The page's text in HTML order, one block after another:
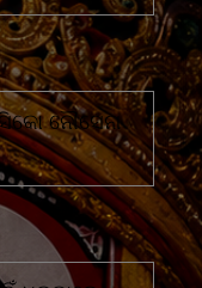
ନୌସେନା